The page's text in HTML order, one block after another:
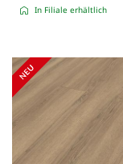
In Filiale erhältlich